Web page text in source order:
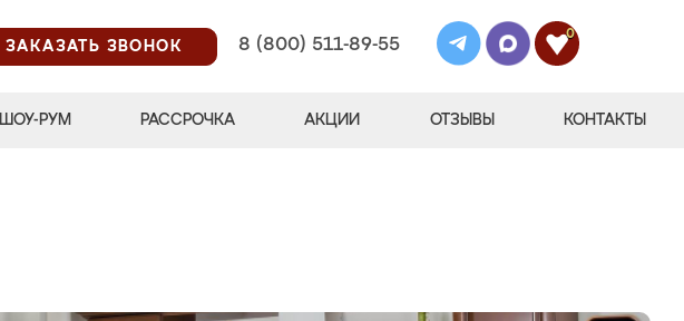
ЗАКАЗАТЬ ЗВОНОК
8 (800) 511-89-55
0
ШОУ-РУМ РАССРОЧКА АКЦИИ ОТЗЫВЫ КОНТАКТЫ